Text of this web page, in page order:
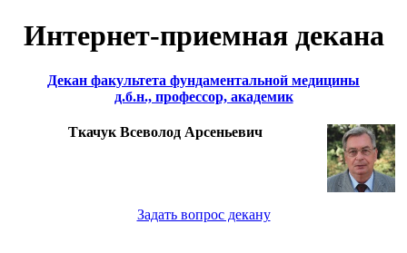
Интернет-приемная декана
Декан факультета фундаментальной медицины
д.б.н., профессор, академик
Ткачук Всеволод Арсеньевич
Задать вопрос декану